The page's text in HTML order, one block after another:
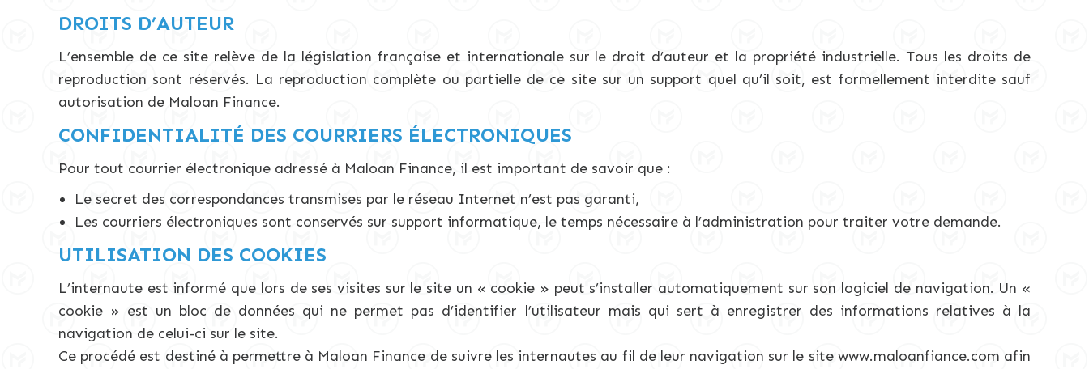
DROITS D’AUTEUR
L’ensemble de ce site relève de la législation française et internationale sur le droit d’auteur et la propriété industrielle. Tous les droits de
reproduction sont réservés. La reproduction complète ou partielle de ce site sur un support quel qu’il soit, est formellement interdite sauf
autorisation de Maloan Finance.
CONFIDENTIALITÉ DES COURRIERS ÉLECTRONIQUES
Pour tout courrier électronique adressé à Maloan Finance, il est important de savoir que :
Le secret des correspondances transmises par le réseau Internet n’est pas garanti,
Les courriers électroniques sont conservés sur support informatique, le temps nécessaire à l’administration pour traiter votre demande.
UTILISATION DES COOKIES
L’internaute est informé que lors de ses visites sur le site un « cookie » peut s’installer automatiquement sur son logiciel de navigation. Un «
cookie » est un bloc de données qui ne permet pas d’identifier l’utilisateur mais qui sert à enregistrer des informations relatives à la
navigation de celui-ci sur le site.
Ce procédé est destiné à permettre à Maloan Finance de suivre les internautes au fil de leur navigation sur le site www.maloanfiance.com afin